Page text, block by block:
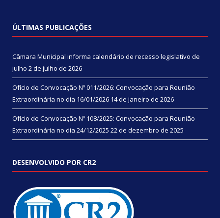
ÚLTIMAS PUBLICAÇÕES
Câmara Municipal informa calendário de recesso legislativo de
julho 2 de julho de 2026
Ofício de Convocação Nº 011/2026: Convocação para Reunião
Extraordinária no dia 16/01/2026 14 de janeiro de 2026
Ofício de Convocação Nº 108/2025: Convocação para Reunião
Extraordinária no dia 24/12/2025 22 de dezembro de 2025
DESENVOLVIDO POR CR2